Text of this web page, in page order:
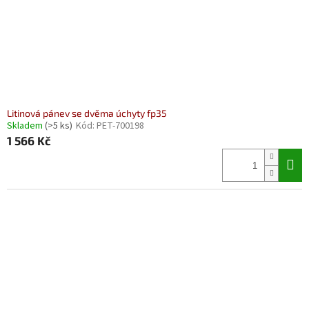
Litinová pánev se dvěma úchyty fp35
Skladem (>5 ks) Kód: PET-700198
1 566 Kč